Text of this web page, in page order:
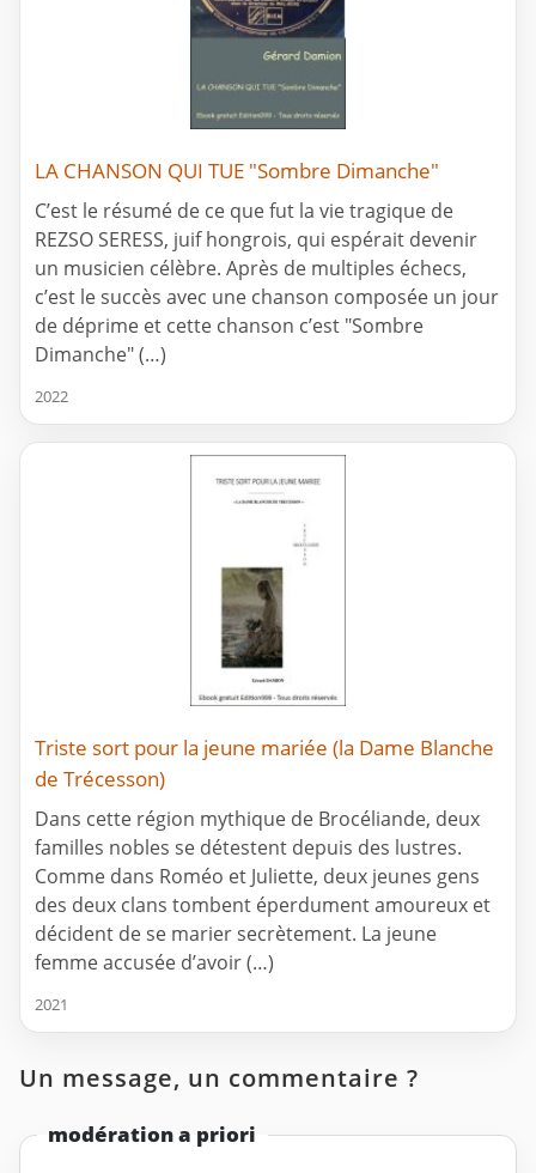
LA CHANSON QUI TUE "Sombre Dimanche"
C’est le résumé de ce que fut la vie tragique de
REZSO SERESS, juif hongrois, qui espérait devenir
un musicien célèbre. Après de multiples échecs,
c’est le succès avec une chanson composée un jour
de déprime et cette chanson c’est "Sombre
Dimanche" (…)
2022
Triste sort pour la jeune mariée (la Dame Blanche
de Trécesson)
Dans cette région mythique de Brocéliande, deux
familles nobles se détestent depuis des lustres.
Comme dans Roméo et Juliette, deux jeunes gens
des deux clans tombent éperdument amoureux et
décident de se marier secrètement. La jeune
femme accusée d’avoir (…)
2021
Un message, un commentaire ?
modération a priori